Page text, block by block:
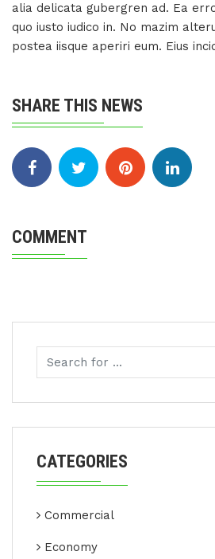
alia delicata gubergren ad. Ea
quo iusto iudico in. No mazim
postea iisque aperiri eum. Eius
SHARE THIS NEWS
COMMENT
CATEGORIES
Commercial
Economy